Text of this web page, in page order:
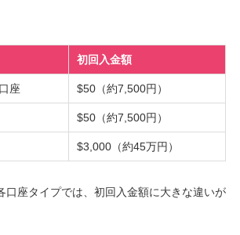
初回入金額
座 $50（約7,500円）
$50（約7,500円）
$3,000（約45万円）
口座タイプでは、初回入金額に大きな違いが